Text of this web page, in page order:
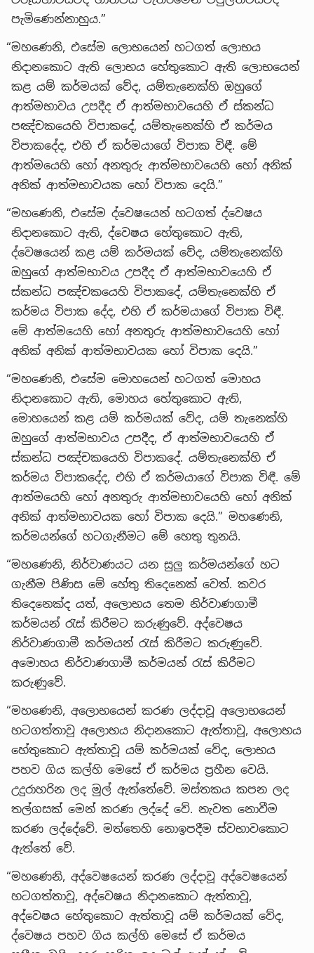
පැමිණෙන්නාහුය.”
“මහණෙනි, එසේම ලොභයෙන් හටගත් ලොභය
නිදානකොට ඇති ලොභය හේතුකොට ඇති ලොභයෙන්
කළ යම් කර්මයක් වේද, යම්තැනෙක්හි ඔහුගේ
ආත්මභාවය උපදීද ඒ ආත්මභාවයෙහි ඒ ස්කන්ධ
පඤ්චකයෙහි විපාකදේ, යම්තැනෙක්හි ඒ කර්මය
විපාකදේද, එහි ඒ කර්මයාගේ විපාක විඳී. මේ
ආත්මයෙහි හෝ අනතුරු ආත්මභාවයෙහි හෝ අනික්
අනික් ආත්මභාවයක හෝ විපාක දෙයි.”
“මහණෙනි, එසේම ද්වෙෂයෙන් හටගත් ද්වෙෂය
නිදානකොට ඇති, ද්වෙෂය හේතුකොට ඇති,
ද්වෙෂයෙන් කළ යම් කර්මයක් වේද, යම්තැනෙක්හි
ඔහුගේ ආත්මභාවය උපදීද ඒ ආත්මභාවයෙහි ඒ
ස්කන්ධ පඤ්චකයෙහි විපාකදේ, යම්තැනෙක්හි ඒ
කර්මය විපාක දේද, එහි ඒ කර්මයාගේ විපාක විඳී.
මේ ආත්මයෙහි හෝ අනතුරු ආත්මභාවයෙහි හෝ
අනික් අනික් ආත්මභාවයක හෝ විපාක දෙයි.”
“මහණෙනි, එසේම මොහයෙන් හටගත් මොහය
නිදානකොට ඇති, මොහය හේතුකොට ඇති,
මොහයෙන් කළ යම් කර්මයක් වේද, යම් තැනෙක්හි
ඔහුගේ ආත්මභාවය උපදීද, ඒ ආත්මභාවයෙහි ඒ
ස්කන්ධ පඤ්චකයෙහි විපාකදේ. යම්තැනෙක්හි ඒ
කර්මය විපාකදේද, එහි ඒ කර්මයාගේ විපාක විඳී. මේ
ආත්මයෙහි හෝ අනතුරු ආත්මභාවයෙහි හෝ අනික්
අනික් ආත්මභාවයක හෝ විපාක දෙයි.” මහණෙනි,
කර්මයන්ගේ හටගැනීමට මේ හෙතු තුනයි.
“මහණෙනි, නිර්වාණයට යන සුලු කර්මයන්ගේ හට
ගැනීම පිණිස මේ හේතු තිදෙනෙක් වෙත්. කවර
තිදෙනෙක්ද යත්, අලොභය තෙම නිර්වාණගාමී
කර්මයන් රැස් කිරීමට කරුණුවේ. අද්වෙෂය
නිර්වාණගාමී කර්මයන් රැස් කිරීමට කරුණුවේ.
අමොහය නිර්වාණගාමී කර්මයන් රැස් කිරීමට
කරුණුවේ.
“මහණෙනි, අලොභයෙන් කරණ ලද්දාවූ අලොභයෙන්
හටගත්තාවූ අලොභය නිදානකොට ඇත්තාවූ, අලොභය
හේතුකොට ඇත්තාවූ යම් කර්මයක් වේද, ලොභය
පහව ගිය කල්හි මෙසේ ඒ කර්මය ප්‍රහීන වෙයි.
උදුරාහරින ලද මුල් ඇත්තේවේ. මස්තකය කපන ලද
තල්ගසක් මෙන් කරණ ලද්දේ වේ. නැවත නොවීම
කරණ ලද්දේවේ. මත්තෙහි නොඉපදීම ස්වභාවකොට
ඇත්තේ වේ.
“මහණෙනි, අද්වෙෂයෙන් කරණ ලද්දාවූ අද්වෙෂයෙන්
හටගත්තාවූ, අද්වෙෂය නිදානකොට ඇත්තාවූ,
අද්වෙෂය හේතුකොට ඇත්තාවූ යම් කර්මයක් වේද,
ද්වෙෂය පහව ගිය කල්හි මෙසේ ඒ කර්මය